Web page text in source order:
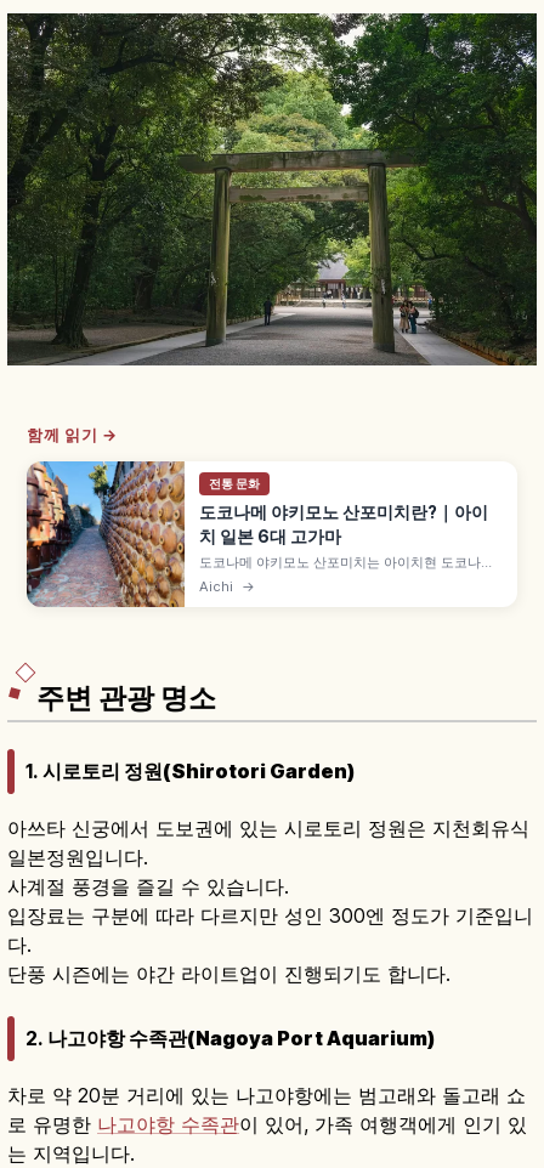
함께 읽기 →
전통 문화
도코나메 야키모노 산포미치란?｜아이
치 일본 6대 고가마
도코나메 야키모노 산포미치는 아이치현 도코나메
시의 도자기 거리 산책 코스로, 도코나메는 일본 6
Aichi →
주변 관광 명소
1. 시로토리 정원(Shirotori Garden)
아쓰타 신궁에서 도보권에 있는 시로토리 정원은 지천회유식
일본정원입니다.
사계절 풍경을 즐길 수 있습니다.
입장료는 구분에 따라 다르지만 성인 300엔 정도가 기준입니
다.
단풍 시즌에는 야간 라이트업이 진행되기도 합니다.
2. 나고야항 수족관(Nagoya Port Aquarium)
차로 약 20분 거리에 있는 나고야항에는 범고래와 돌고래 쇼
로 유명한 나고야항 수족관이 있어, 가족 여행객에게 인기 있
는 지역입니다.